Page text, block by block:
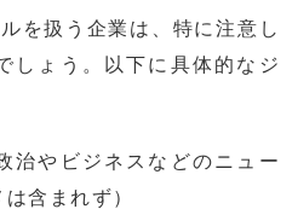
を扱う企業は、特に注意し
しょう。以下に具体的なジ
治やビジネスなどのニュー
含まれず）